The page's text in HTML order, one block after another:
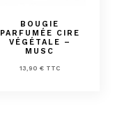
BOUGIE
PARFUMÉE CIRE
VÉGÉTALE –
MUSC
13,90€ TTC